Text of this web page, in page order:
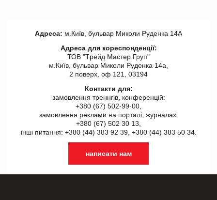
Адреса: м.Київ, бульвар Миколи Руденка 14А
Адреса для кореспонденції:
ТОВ "Tрейд Мастер Груп"
м.Київ, бульвар Миколи Руденка 14а,
2 поверх, оф 121, 03194
Контакти для:
замовлення треннгів, конференцій:
+380 (67) 502-99-00,
замовлення реклами на порталі, журналах:
+380 (67) 502 30 13,
інші питання: +380 (44) 383 92 39, +380 (44) 383 50 34.
написати нам